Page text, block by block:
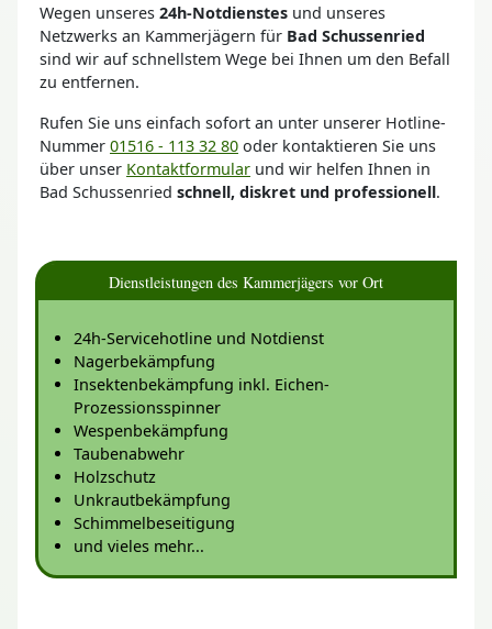
Wegen unseres 24h-Notdienstes und unseres
Netzwerks an Kammerjägern für Bad Schussenried
sind wir auf schnellstem Wege bei Ihnen um den Befall
zu entfernen.
Rufen Sie uns einfach sofort an unter unserer Hotline-
Nummer 01516 - 113 32 80 oder kontaktieren Sie uns
über unser Kontaktformular und wir helfen Ihnen in
Bad Schussenried schnell, diskret und professionell.
Dienstleistungen des Kammerjägers vor Ort
24h-Servicehotline und Notdienst
Nagerbekämpfung
Insektenbekämpfung inkl. Eichen-
Prozessionsspinner
Wespenbekämpfung
Taubenabwehr
Holzschutz
Unkrautbekämpfung
Schimmelbeseitigung
und vieles mehr...